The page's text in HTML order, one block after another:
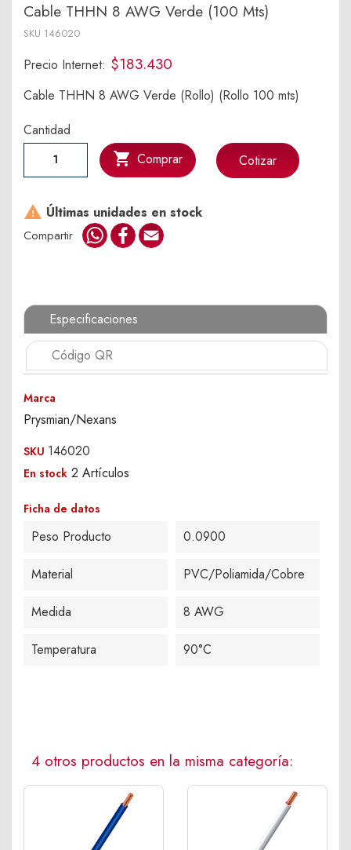
Cable THHN 8 AWG Verde (100 Mts)
SKU 146020
Precio Internet: $183.430
Cable THHN 8 AWG Verde (Rollo) (Rollo 100 mts)
Cantidad
 Comprar
 Últimas unidades en stock
Cotizar
Compartir WhatsApp
Facebook
Especificaciones
Código QR
Marca
Prysmian/Nexans
SKU 146020
En stock 2 Artículos
Ficha de datos
Peso Producto 0.0900
Material PVC/Poliamida/Cobre
Medida 8 AWG
Temperatura 90°C
4 otros productos en la misma categoría: